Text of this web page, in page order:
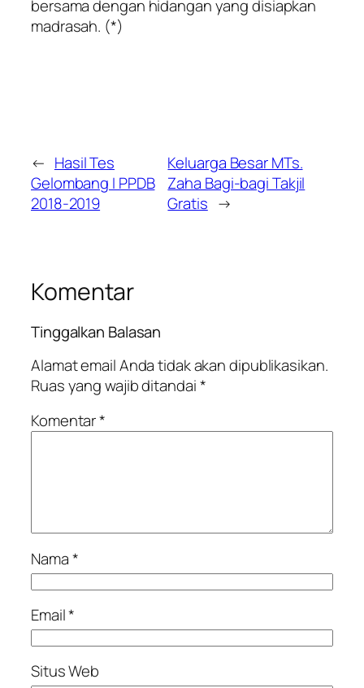
bersama dengan hidangan yang disiapkan
madrasah. (*)
← Hasil Tes
Gelombang I PPDB
2018-2019
Keluarga Besar MTs.
Zaha Bagi-bagi Takjil
Gratis →
Komentar
Tinggalkan Balasan
Alamat email Anda tidak akan dipublikasikan.
Ruas yang wajib ditandai*
Komentar*
Nama*
Email*
Situs Web